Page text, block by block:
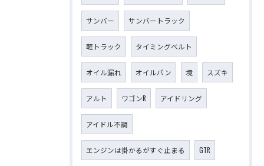
サンバー サンバートラック
軽トラック タイミングベルト
オイル漏れ オイルパン 境 スズキ
アルト ワゴンR アイドリング
アイドル不調
エンジンは掛かるがすぐ止まる GTR